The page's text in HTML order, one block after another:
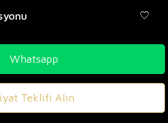
Whatsapp
Teklifi Alın